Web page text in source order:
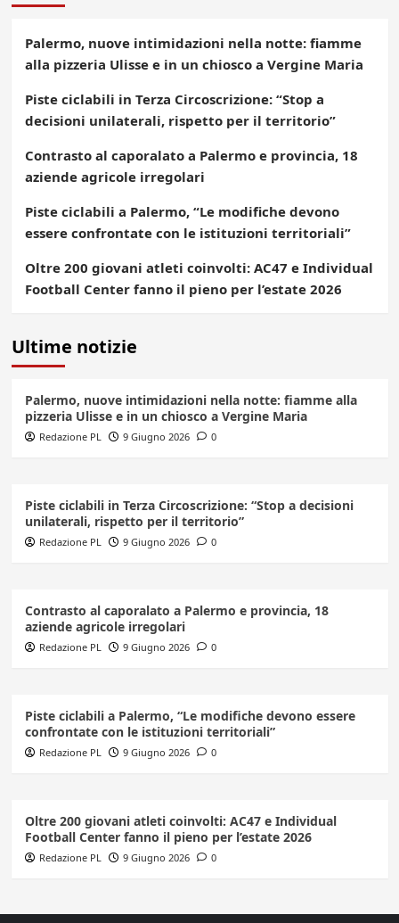
Palermo, nuove intimidazioni nella notte: fiamme
alla pizzeria Ulisse e in un chiosco a Vergine Maria
Piste ciclabili in Terza Circoscrizione: “Stop a
decisioni unilaterali, rispetto per il territorio”
Contrasto al caporalato a Palermo e provincia, 18
aziende agricole irregolari
Piste ciclabili a Palermo, “Le modifiche devono
essere confrontate con le istituzioni territoriali”
Oltre 200 giovani atleti coinvolti: AC47 e Individual
Football Center fanno il pieno per l’estate 2026
Ultime notizie
Palermo, nuove intimidazioni nella notte: fiamme alla
pizzeria Ulisse e in un chiosco a Vergine Maria
Redazione PL 9 Giugno 2026 0
Piste ciclabili in Terza Circoscrizione: “Stop a decisioni
unilaterali, rispetto per il territorio”
Redazione PL 9 Giugno 2026 0
Contrasto al caporalato a Palermo e provincia, 18
aziende agricole irregolari
Redazione PL 9 Giugno 2026 0
Piste ciclabili a Palermo, “Le modifiche devono essere
confrontate con le istituzioni territoriali”
Redazione PL 9 Giugno 2026 0
Oltre 200 giovani atleti coinvolti: AC47 e Individual
Football Center fanno il pieno per l’estate 2026
Redazione PL 9 Giugno 2026 0